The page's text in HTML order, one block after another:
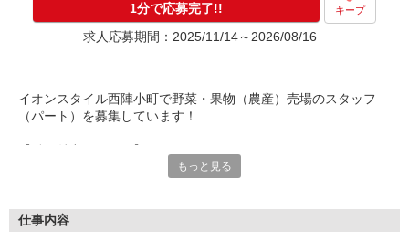
1分で応募完了!! キープ
求人応募期間：2025/11/14～2026/08/16
イオンスタイル西陣小町で野菜・果物（農産）売場のスタッフ
（パート）を募集しています！
★未経験OK！すぐに慣れるお仕事です！
★イオンはライフワークバランスを重視して働くことができる環
もっと見る
仕事内容